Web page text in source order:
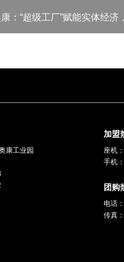
：“超级工厂”赋能实体经济
康工业园
加盟
座机：
手机
团购
电话：
传真